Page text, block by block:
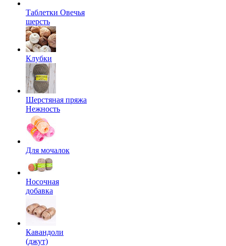
Таблетки Овечья
шерсть
Клубки
Шерстяная пряжа
Нежность
Для мочалок
Носочная
добавка
Кавандоли
(джут)